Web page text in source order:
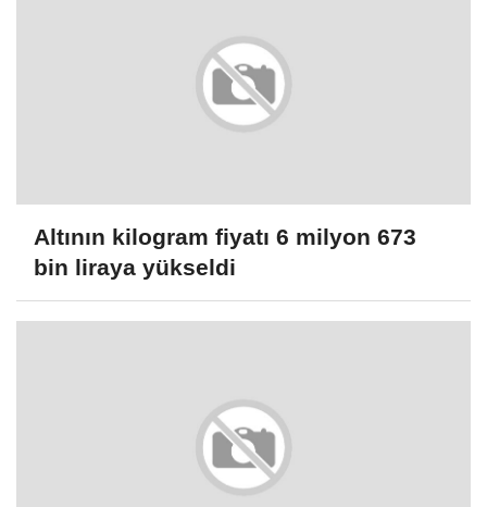
Altının kilogram fiyatı 6 milyon 673
bin liraya yükseldi